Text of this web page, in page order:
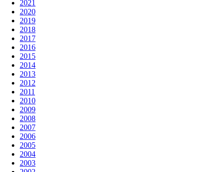
2021
2020
2019
2018
2017
2016
2015
2014
2013
2012
2011
2010
2009
2008
2007
2006
2005
2004
2003